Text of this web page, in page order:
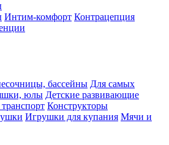
Интим-комфорт Контрацепция
бассейны Для самых
юлы Детские развивающие
Конструкторы
Игрушки для купания Мячи и